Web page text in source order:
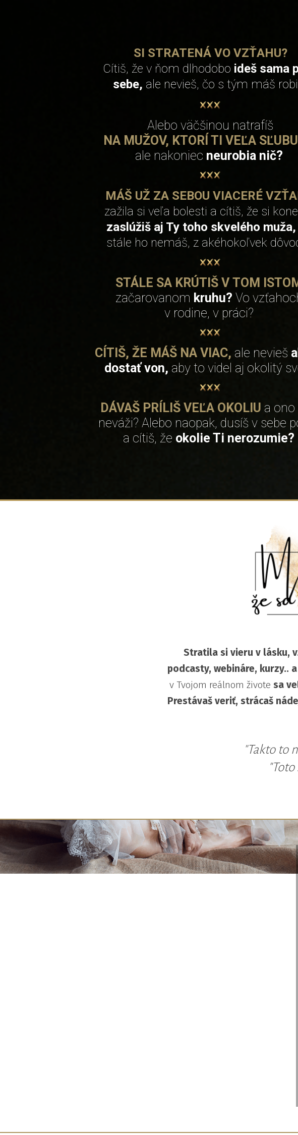
SI STRATENÁ VO VZŤAHU?
Cítiš, že v ňom dlhodobo ideš sama
sebe, ale nevieš, čo s tým máš
Alebo väčšinou natrafíš
NA MUŽOV, KTORÍ TI VEĽA
ale nakoniec neurobia nič?
MÁŠ UŽ ZA SEBOU VIACERÉ
zažila si veľa bolesti a cítiš, že si
zaslúžiš aj Ty toho skvelého muža,
stále ho nemáš, z akéhokoľvek
STÁLE SA KRÚTIŠ V TOM
začarovanom kruhu? Vo
v rodine, v práci?
CÍTIŠ, ŽE MÁŠ NA VIAC, ale nevieš
dostať von, aby to videl aj okolitý
DÁVAŠ PRÍLIŠ VEĽA OKOLIU a ono
neváži? Alebo naopak, dusíš v sebe
a cítiš, že okolie Ti nerozumie?
Stratila si vieru v lásku,
podcasty, webináre, kurzy..
v Tvojom reálnom živote sa
Prestávaš veriť, strácaš
"Takto to